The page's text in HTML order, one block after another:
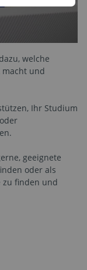
welche
macht und
Ihr Studium
geeignete
oder als
zu finden und